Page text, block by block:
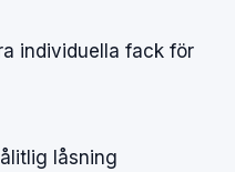
individuella fack för
låsning